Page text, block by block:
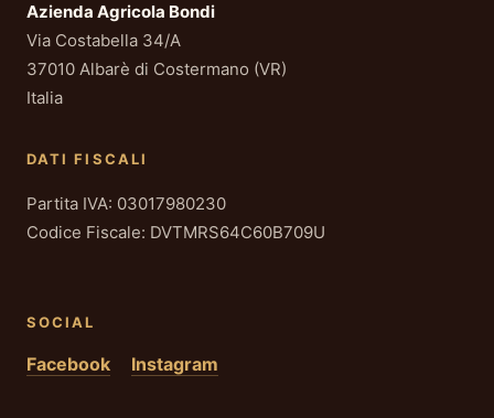
Azienda Agricola Bondi
Via Costabella 34/A
37010 Albarè di Costermano (VR)
Italia
DATI FISCALI
Partita IVA: 03017980230
Codice Fiscale: DVTMRS64C60B709U
SOCIAL
Facebook Instagram